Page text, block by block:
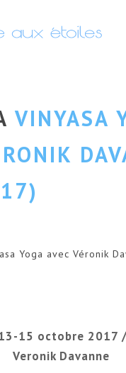
VINYASA
Yoga avec Véronik
15 octobre 2017
Veronik Davanne